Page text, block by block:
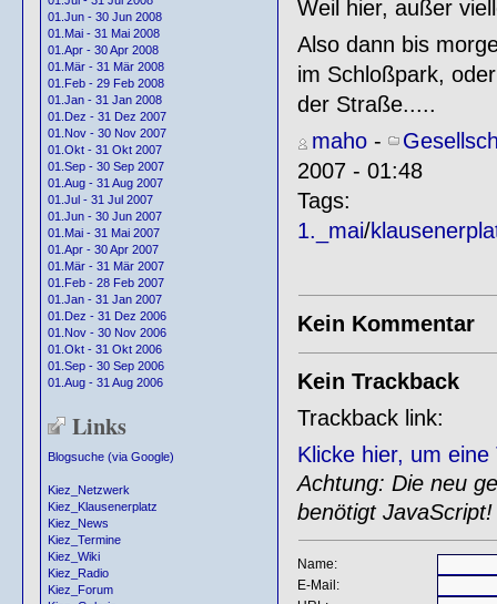
01.Jun - 30 Jun 2008
01.Mai - 31 Mai 2008
01.Apr - 30 Apr 2008
01.Mär - 31 Mär 2008
01.Feb - 29 Feb 2008
01.Jan - 31 Jan 2008
01.Dez - 31 Dez 2007
01.Nov - 30 Nov 2007
01.Okt - 31 Okt 2007
01.Sep - 30 Sep 2007
01.Aug - 31 Aug 2007
01.Jul - 31 Jul 2007
01.Jun - 30 Jun 2007
01.Mai - 31 Mai 2007
01.Apr - 30 Apr 2007
01.Mär - 31 Mär 2007
01.Feb - 28 Feb 2007
01.Jan - 31 Jan 2007
01.Dez - 31 Dez 2006
01.Nov - 30 Nov 2006
01.Okt - 31 Okt 2006
01.Sep - 30 Sep 2006
01.Aug - 31 Aug 2006
Links
Blogsuche (via Google)
Kiez_Netzwerk
Kiez_Klausenerplatz
Kiez_News
Kiez_Termine
Kiez_Wiki
Kiez_Radio
Kiez_Forum
Weil hier, außer
Also dann bis
im Schloßpark,
der Straße.....
maho-
2007 - 01:48
Tags:
1._mai/
Kein Kommentar
Kein Trackback
Trackback link:
Klicke hier, um
Achtung: Die neu
benötigt JavaScript!
Name:
E-Mail: